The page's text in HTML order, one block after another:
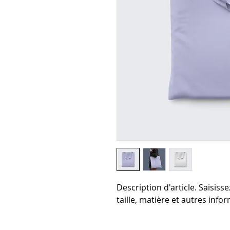
Description d'article.
taille, matière et autres